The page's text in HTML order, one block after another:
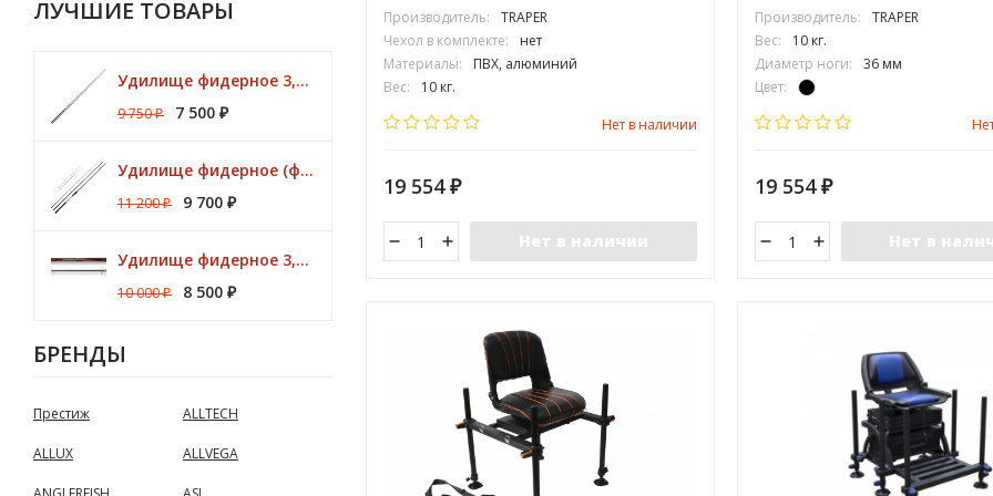
ЛУЧШИЕ ТОВАРЫ
Удилище фидерное 3,30 м CK Method Feeder 60 гр / 3 - 10 lbs Browning
9 750₽ 7 500 ₽
Удилище фидерное (фидер) ZEMEX (Земекс) IRON FLAT METHOD FEEDER 13" до 140,0 гр
11 200₽ 9 700 ₽
Удилище фидерное 3,00м Argon Feeder MT 50gr Browning
10 000₽ 8 500 ₽
БРЕНДЫ
Престиж ALLTECH
ALLUX ALLVEGA
Производитель:
TRAPER
Чехол в комплекте:
нет
Материалы:
ПВХ, алюминий
Вес:
10 кг.
Сиденье (ширина, глубина):
Нет в наличии
19 554 ₽
Нет в наличии
Производитель:
TRAPER
Вес:
10 кг.
Диаметр ноги:
36 мм
Цвет:
Максимальная нагрузка:
19 554 ₽
Нет в